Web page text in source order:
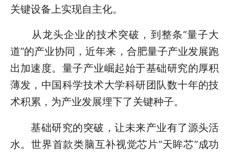
关键设备上实现自主化。
从龙头企业的技术突破，到整条“量子大
道”的产业协同，近年来，合肥量子产业发展跑
出加速度。量子产业崛起始于基础研究的厚积
薄发，中国科学技术大学科研团队数十年的技
术积累，为产业发展埋下了关键种子。
基础研究的突破，让未来产业有了源头活
水。世界首款类脑互补视觉芯片“天眸芯”成功